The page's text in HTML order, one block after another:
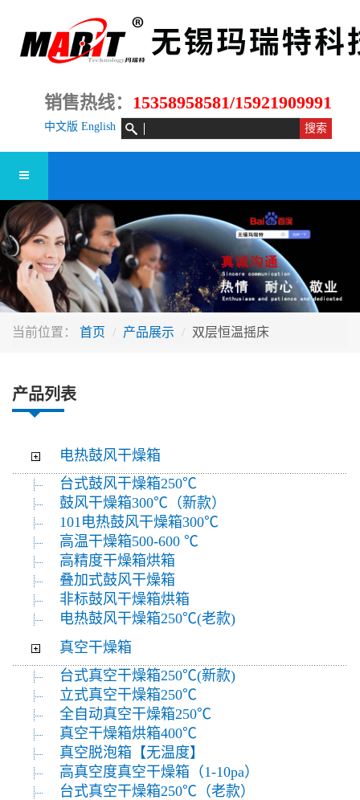
销售热线： 15358958581/15921909991
中文版 English
当前位置： 首页 产品展示 双层恒温摇床
产品列表
电热鼓风干燥箱
台式鼓风干燥箱250℃
鼓风干燥箱300℃（新款）
101电热鼓风干燥箱300℃
高温干燥箱500-600 ℃
高精度干燥箱烘箱
叠加式鼓风干燥箱
非标鼓风干燥箱烘箱
电热鼓风干燥箱250℃(老款)
真空干燥箱
台式真空干燥箱250℃(新款)
立式真空干燥箱250℃
全自动真空干燥箱250℃
真空干燥箱烘箱400℃
真空脱泡箱【无温度】
高真空度真空干燥箱（1-10pa）
台式真空干燥箱250℃（老款）